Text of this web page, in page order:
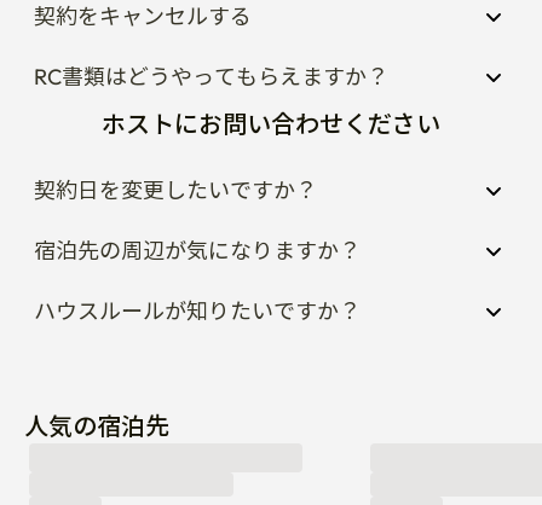
契約をキャンセルする
RC書類はどうやってもらえますか？
ホストにお問い合わせください
契約日を変更したいですか？
宿泊先の周辺が気になりますか？
ハウスルールが知りたいですか？
人気の宿泊先